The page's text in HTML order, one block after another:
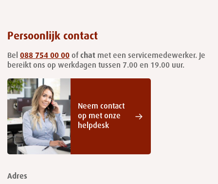
Persoonlijk contact
Bel 088 754 00 00 of chat met een servicemedewerker. Je
bereikt ons op werkdagen tussen 7.00 en 19.00 uur.
Neem contact
op met onze
helpdesk
Adres